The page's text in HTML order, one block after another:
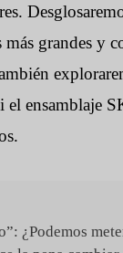
grandes y
el ensamblaje
¿Podemos